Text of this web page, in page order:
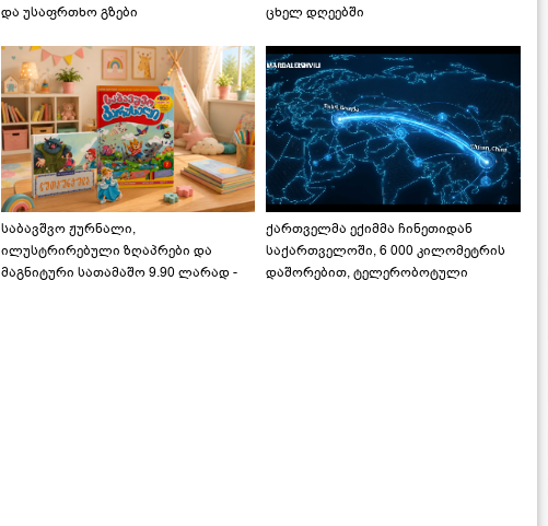
და უსაფრთხო გზები
ცხელ დღეებში
საბავშვო ჟურნალი,
ილუსტრირებული ზღაპრები და
მაგნიტური სათამაშო 9.90 ლარად -
ქართველმა ექიმმა ჩინეთიდან
საქართველოში, 6 000 კილომეტრის
დაშორებით, ტელერობოტული